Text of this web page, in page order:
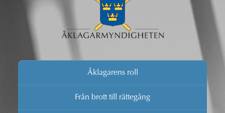
Åklagarens roll
Från brott till rättegång